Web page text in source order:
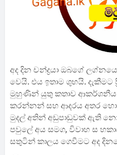
අද දින චන්ද්‍රයා ඔබගේ
වෙයි. එය ඉතාම ශුභයි.
මුහුණින් යුතු කතාව
කරන්නන් සහ ආදරය අතර
මුදල් අතින් අඩුපාඩුවක් ඇති
පවුලේ අය සමග, විවාහ ස
සතුටින් කාලය ගෙවීමට අද